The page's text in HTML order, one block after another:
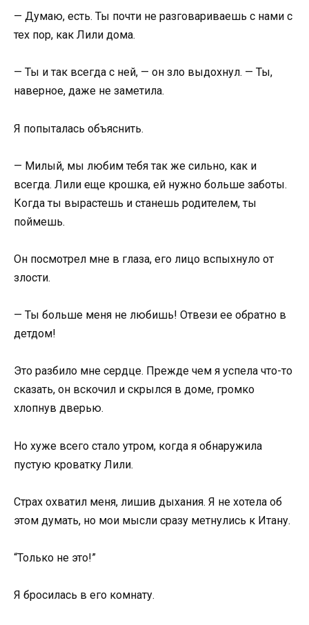
— Думаю, есть. Ты почти не разговариваешь с нами с
тех пор, как Лили дома.
— Ты и так всегда с ней, — он зло выдохнул. — Ты,
наверное, даже не заметила.
Я попыталась объяснить.
— Милый, мы любим тебя так же сильно, как и
всегда. Лили еще крошка, ей нужно больше заботы.
Когда ты вырастешь и станешь родителем, ты
поймешь.
Он посмотрел мне в глаза, его лицо вспыхнуло от
злости.
— Ты больше меня не любишь! Отвези ее обратно в
детдом!
Это разбило мне сердце. Прежде чем я успела что-то
сказать, он вскочил и скрылся в доме, громко
хлопнув дверью.
Но хуже всего стало утром, когда я обнаружила
пустую кроватку Лили.
Страх охватил меня, лишив дыхания. Я не хотела об
этом думать, но мои мысли сразу метнулись к Итану.
“Только не это!”
Я бросилась в его комнату.